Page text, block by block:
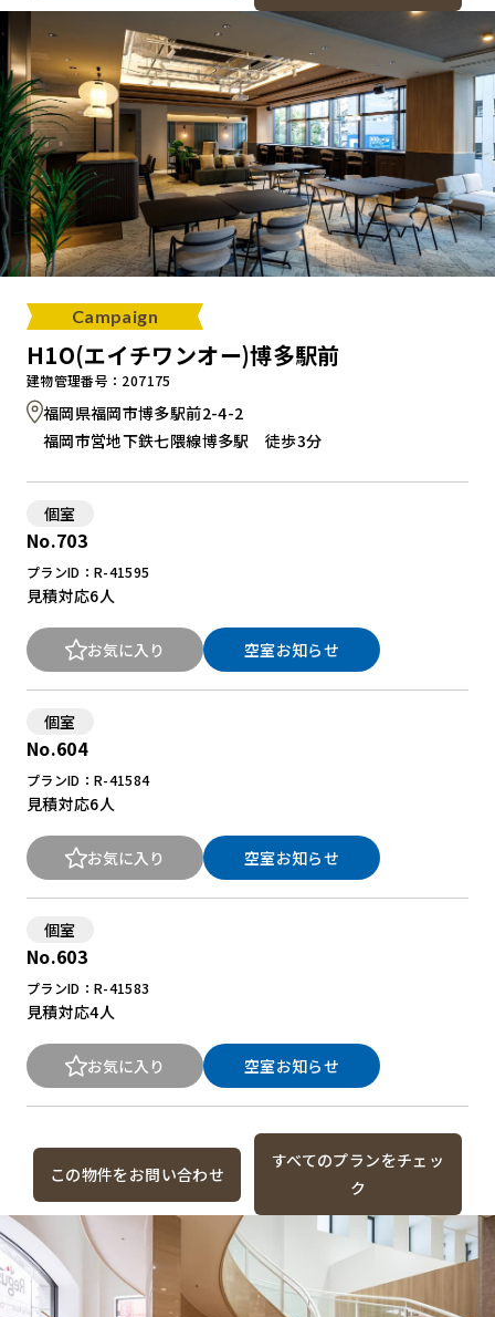
Campaign
H1O(エイチワンオー)博多駅前
建物管理番号：207175
福岡県福岡市博多駅前2-4-2
福岡市営地下鉄七隈線博多駅 徒歩3分
個室
No.703
プランID：R-41595
見積対応6人
お気に入り 空室お知らせ
個室
No.604
プランID：R-41584
見積対応6人
お気に入り 空室お知らせ
個室
No.603
プランID：R-41583
見積対応4人
お気に入り 空室お知らせ
この物件をお問い合わせ
すべてのプランをチェッ
ク